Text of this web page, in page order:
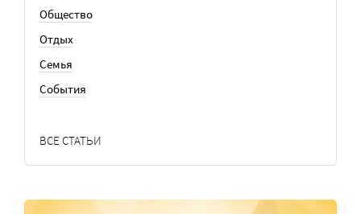
Общество
Отдых
Семья
События
ВСЕ СТАТЬИ